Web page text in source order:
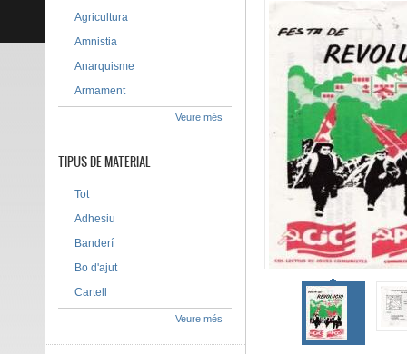
Agricultura
Amnistia
Anarquisme
Armament
Veure més
TIPUS DE MATERIAL
Tot
Adhesiu
Banderí
Bo d'ajut
Cartell
Veure més